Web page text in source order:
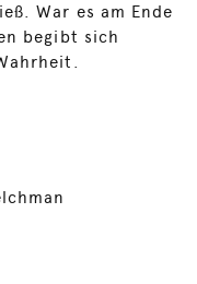
War es am Ende
begibt sich